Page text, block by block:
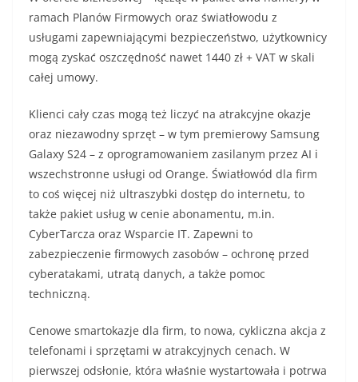
ramach Planów Firmowych oraz światłowodu z
usługami zapewniającymi bezpieczeństwo, użytkownicy
mogą zyskać oszczędność nawet 1440 zł + VAT w skali
całej umowy.
Klienci cały czas mogą też liczyć na atrakcyjne okazje
oraz niezawodny sprzęt – w tym premierowy Samsung
Galaxy S24 – z oprogramowaniem zasilanym przez AI i
wszechstronne usługi od Orange. Światłowód dla firm
to coś więcej niż ultraszybki dostęp do internetu, to
także pakiet usług w cenie abonamentu, m.in.
CyberTarcza oraz Wsparcie IT. Zapewni to
zabezpieczenie firmowych zasobów – ochronę przed
cyberatakami, utratą danych, a także pomoc
techniczną.
Cenowe smartokazje dla firm, to nowa, cykliczna akcja z
telefonami i sprzętami w atrakcyjnych cenach. W
pierwszej odsłonie, która właśnie wystartowała i potrwa